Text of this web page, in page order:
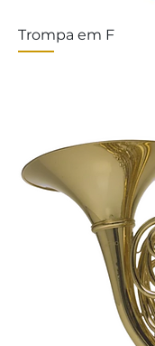
Trompa em F